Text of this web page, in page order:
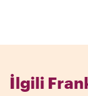
İlgili